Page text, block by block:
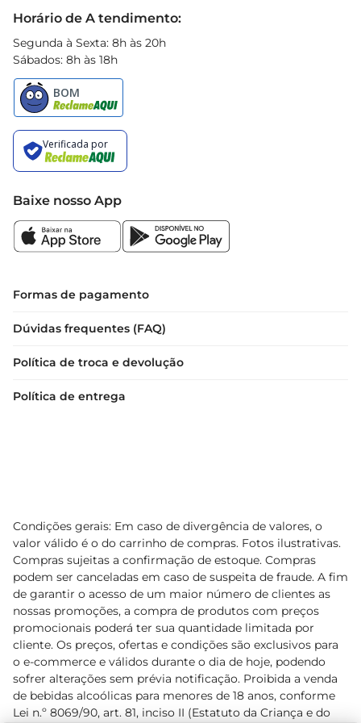
Horário de A tendimento:
Segunda à Sexta: 8h às 20h
Sábados: 8h às 18h
Baixe nosso App
Formas de pagamento
Dúvidas frequentes (FAQ)
Política de troca e devolução
Política de entrega
Condições gerais: Em caso de divergência de valores, o
valor válido é o do carrinho de compras. Fotos ilustrativas.
Compras sujeitas a confirmação de estoque. Compras
podem ser canceladas em caso de suspeita de fraude. A fim
de garantir o acesso de um maior número de clientes as
nossas promoções, a compra de produtos com preços
promocionais poderá ter sua quantidade limitada por
cliente. Os preços, ofertas e condições são exclusivos para
o e-commerce e válidos durante o dia de hoje, podendo
sofrer alterações sem prévia notificação. Proibida a venda
de bebidas alcoólicas para menores de 18 anos, conforme
Lei n.º 8069/90, art. 81, inciso II (Estatuto da Criança e do